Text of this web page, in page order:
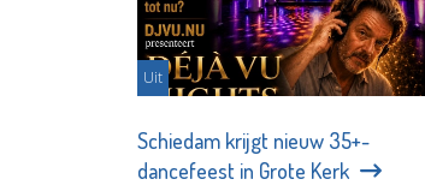
Uit
Schiedam krijgt nieuw 35+-
dancefeest in Grote Kerk